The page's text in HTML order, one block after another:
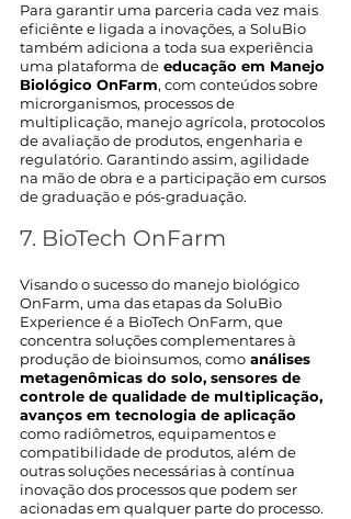
Para garantir uma parceria cada vez mais
eficiênte e ligada a inovações, a SoluBio
também adiciona a toda sua experiência
uma plataforma de educação em Manejo
Biológico OnFarm, com conteúdos sobre
microrganismos, processos de
multiplicação, manejo agrícola, protocolos
de avaliação de produtos, engenharia e
regulatório. Garantindo assim, agilidade
na mão de obra e a participação em cursos
de graduação e pós-graduação.
7. BioTech OnFarm
Visando o sucesso do manejo biológico
OnFarm, uma das etapas da SoluBio
Experience é a BioTech OnFarm, que
concentra soluções complementares à
produção de bioinsumos, como análises
metagenômicas do solo, sensores de
controle de qualidade de multiplicação,
avanços em tecnologia de aplicação
como radiômetros, equipamentos e
compatibilidade de produtos, além de
outras soluções necessárias à contínua
inovação dos processos que podem ser
acionadas em qualquer parte do processo.